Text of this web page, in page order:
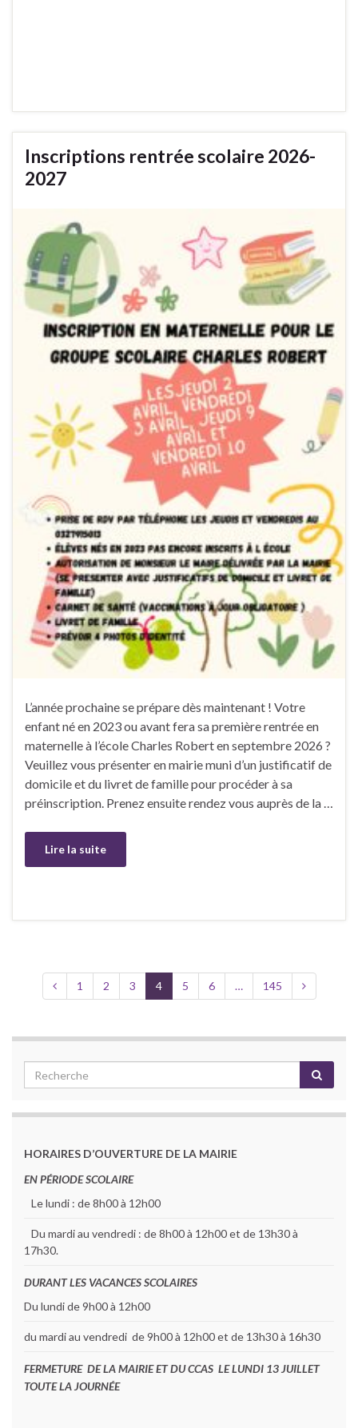
Inscriptions rentrée scolaire 2026-
2027
L’année prochaine se prépare dès maintenant ! Votre
enfant né en 2023 ou avant fera sa première rentrée en
maternelle à l’école Charles Robert en septembre 2026 ?
Veuillez vous présenter en mairie muni d’un justificatif de
domicile et du livret de famille pour procéder à sa
préinscription. Prenez ensuite rendez vous auprès de la …
Lire la suite
1 2 3 4 5 6 … 145
HORAIRES D’OUVERTURE DE LA MAIRIE
EN PÉRIODE SCOLAIRE
Le lundi : de 8h00 à 12h00
Du mardi au vendredi : de 8h00 à 12h00 et de 13h30 à
17h30.
DURANT LES VACANCES SCOLAIRES
Du lundi de 9h00 à 12h00
du mardi au vendredi de 9h00 à 12h00 et de 13h30 à 16h30
FERMETURE DE LA MAIRIE ET DU CCAS LE LUNDI 13 JUILLET
TOUTE LA JOURNÉE